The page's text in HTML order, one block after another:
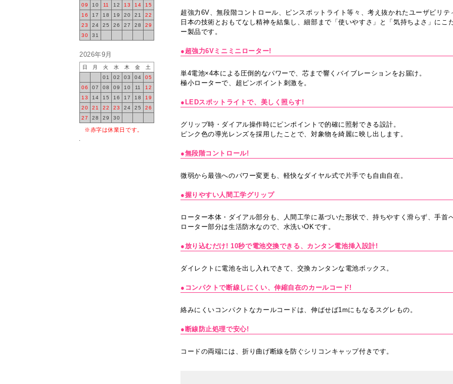
09
10 11 12 13 14
15
16
17 18 19 20 21
22
23
24 25 26 27 28
29
30
31
2026年9月
日 月 火 水 木 金
土
01
02 03 04
05
06
07 08 09 10 11
12
13
14 15 16 17 18
19
20
21 22 23 24 25
26
27
28 29 30
※赤字は休業日です。
超強力6V、無段階コントロール、ピンスポットライト等々、考え抜かれたユーザビリ
日本の技術とおもてなし精神を結集し、細部まで「使いやすさ」と「気持ちよさ」にこ
ー製品です。
●超強力6Vミニミニローター!
単4電池×4本による圧倒的なパワーで、芯まで響くバイブレーションをお届け。
極小ローターで、超ピンポイント刺激を。
●LEDスポットライトで、美しく照らす!
グリップ時・ダイアル操作時にピンポイントで的確に照射できる設計。
ピンク色の導光レンズを採用したことで、対象物を綺麗に映し出します。
●無段階コントロール!
微弱から最強へのパワー変更も、軽快なダイヤル式で片手でも自由自在。
●握りやすい人間工学グリップ
ローター本体・ダイアル部分も、人間工学に基づいた形状で、持ちやすく滑らず、手首
ローター部分は生活防水なので、水洗いOKです。
●放り込むだけ! 10秒で電池交換できる、カンタン電池挿入設計!
ダイレクトに電池を出し入れできて、交換カンタンな電池ボックス。
●コンパクトで断線しにくい、伸縮自在のカールコード!
絡みにくいコンパクトなカールコードは、伸ばせば1mにもなるスグレもの。
●断線防止処理で安心!
コードの両端には、折り曲げ断線を防ぐシリコンキャップ付きです。